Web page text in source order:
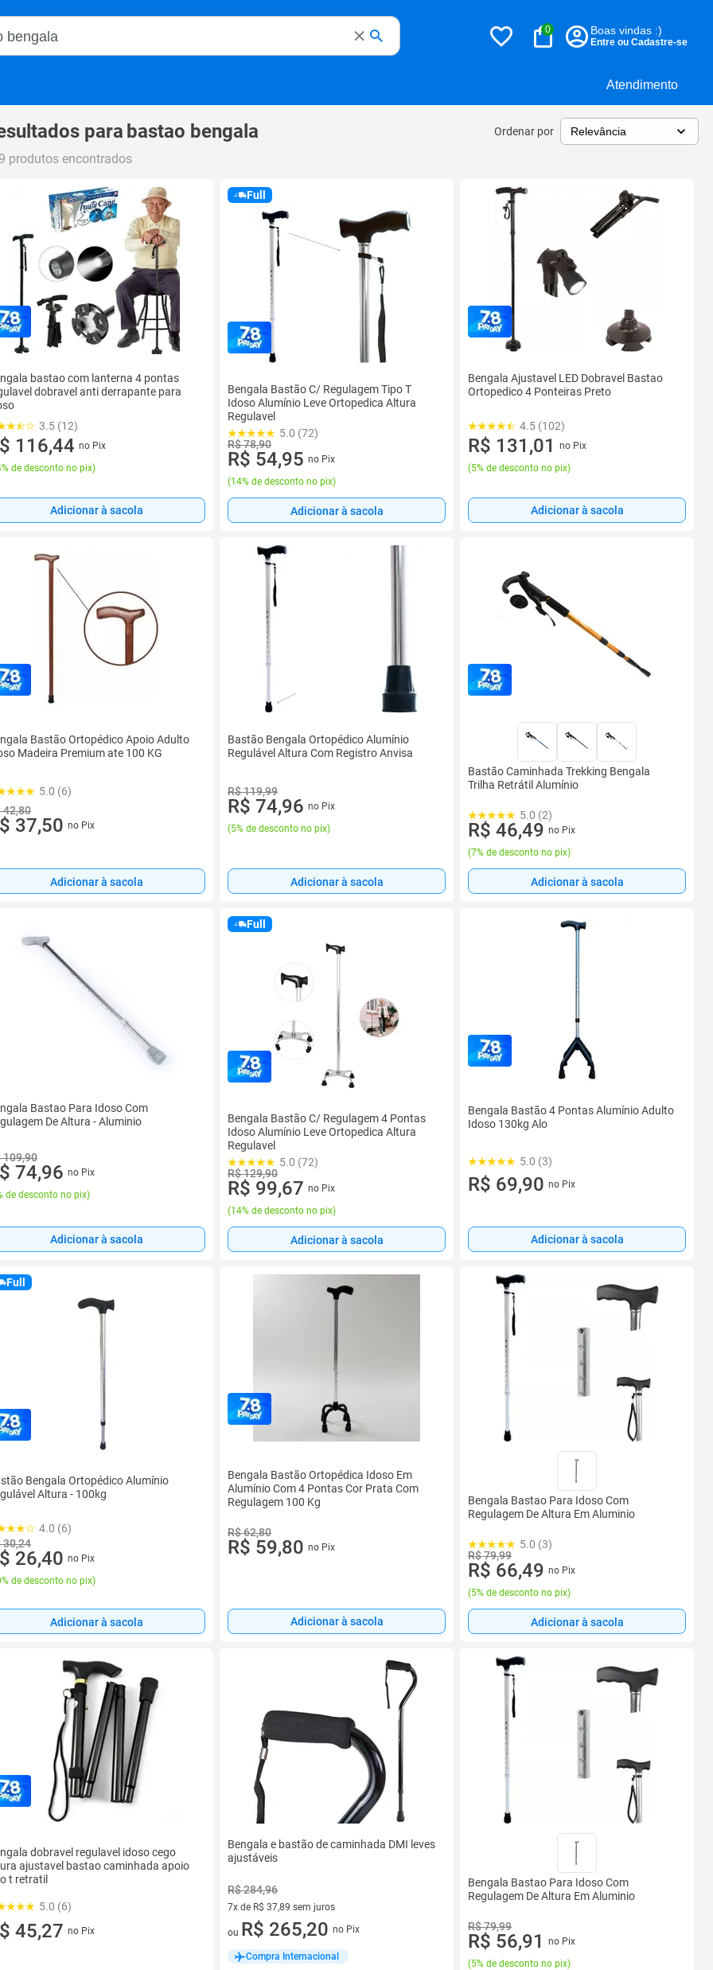
Atendimento
Magalu
0 Boas vindas :)
Entre ou Cadastre-se
para bastao bengala Ordenar por
produtos encontrados
bastao com lanterna 4 pontas
dobravel anti derrapante para
3.5 (12)
116,44 no Pix
de desconto no pix)
Adicionar à sacola
Full
Bengala Bastão C/ Regulagem Tipo T
Idoso Alumínio Leve Ortopedica Altura
Regulavel
5.0 (72)
R$ 78,90
R$ 54,95 no Pix
(14% de desconto no pix)
Adicionar à sacola
Bengala Ajustavel LED Dobravel Bastao
Ortopedico 4 Ponteiras Preto
4.5 (102)
R$ 131,01
no Pix
(5% de desconto no pix)
Adicionar à sacola
Bastão Ortopédico Apoio Adulto
Madeira Premium ate 100 KG
5.0 (6)
42,80
37,50 no Pix
Adicionar à sacola
Bastão Bengala Ortopédico Alumínio
Regulável Altura Com Registro Anvisa
R$ 119,99
R$ 74,96 no Pix
(5% de desconto no pix)
Adicionar à sacola
Bastão Caminhada Trekking Bengala
Trilha Retrátil Alumínio
5.0 (2)
R$ 46,49 no Pix
(7% de desconto no pix)
Adicionar à sacola
Bastao Para Idoso Com
De Altura - Aluminio
109,90
74,96 no Pix
de desconto no pix)
Adicionar à sacola
Full
Bengala Bastão C/ Regulagem 4 Pontas
Idoso Alumínio Leve Ortopedica Altura
Regulavel
5.0 (72)
R$ 129,90
R$ 99,67 no Pix
(14% de desconto no pix)
Adicionar à sacola
Bengala Bastão 4 Pontas Alumínio Adulto
Idoso 130kg Alo
5.0 (3)
R$ 69,90 no Pix
Adicionar à sacola
Full
Bengala Ortopédico Alumínio
Altura - 100kg
4.0 (6)
30,24
26,40 no Pix
de desconto no pix)
Adicionar à sacola
Bengala Bastão Ortopédica Idoso Em
Alumínio Com 4 Pontas Cor Prata Com
Regulagem 100 Kg
R$ 62,80
R$ 59,80 no Pix
Adicionar à sacola
Bengala Bastao Para Idoso Com
Regulagem De Altura Em Aluminio
5.0 (3)
R$ 79,99
R$ 66,49 no Pix
(5% de desconto no pix)
Adicionar à sacola
dobravel regulavel idoso cego
ajustavel bastao caminhada apoio
t retratil
5.0 (6)
45,27 no Pix
Bengala e bastão de caminhada DMI leves
ajustáveis
R$ 284,96
7x de R$ 37,89 sem juros
7 vez de R$ 37,89 sem juros
ou R$ 265,20 no Pix
Compra Internacional
Bengala Bastao Para Idoso Com
Regulagem De Altura Em Aluminio
R$ 79,99
R$ 56,91
no Pix
(5% de desconto no pix)